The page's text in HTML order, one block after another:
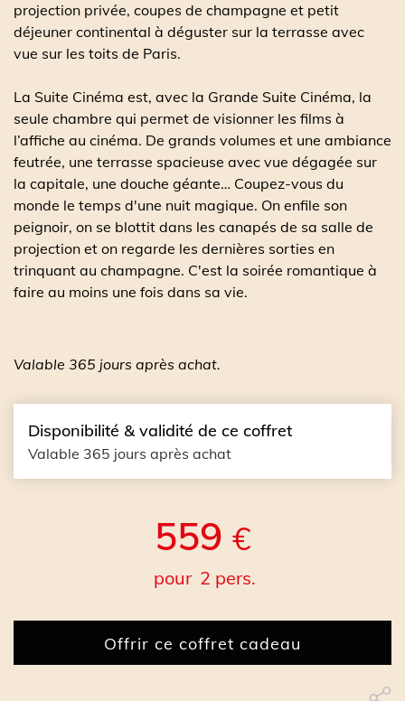
projection privée, coupes de champagne et petit
déjeuner continental à déguster sur la terrasse avec
vue sur les toits de Paris.
La Suite Cinéma est, avec la Grande Suite Cinéma, la
seule chambre qui permet de visionner les films à
l’affiche au cinéma. De grands volumes et une ambiance
feutrée, une terrasse spacieuse avec vue dégagée sur
la capitale, une douche géante… Coupez-vous du
monde le temps d'une nuit magique. On enfile son
peignoir, on se blottit dans les canapés de sa salle de
projection et on regarde les dernières sorties en
trinquant au champagne. C'est la soirée romantique à
faire au moins une fois dans sa vie.
Valable 365 jours après achat.
Disponibilité & validité de ce coffret
Valable 365 jours après achat
559 €
pour 2 pers.
Offrir ce coffret cadeau